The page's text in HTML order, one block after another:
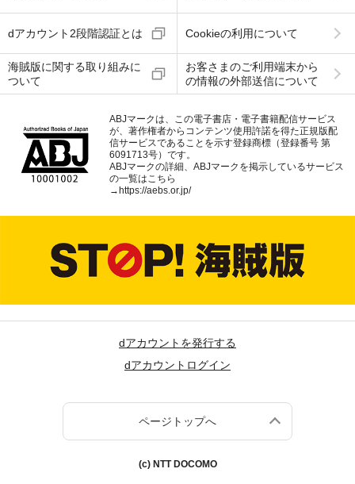
dアカウント2段階認証とは Cookieの利用について
海賊版に関する取り組みに
ついて
お客さまのご利用端末から
の情報の外部送信について
ABJマークは、この電子書店・電子書籍配信サービス
が、著作権者からコンテンツ使用許諾を得た正規版配
信サービスであることを示す登録商標（登録番号 第
6091713号）です。
ABJマークの詳細、ABJマークを掲示しているサービス
の一覧はこちら
→https://aebs.or.jp/
dアカウントを発行する
dアカウントログイン
ページトップへ
(c) NTT DOCOMO